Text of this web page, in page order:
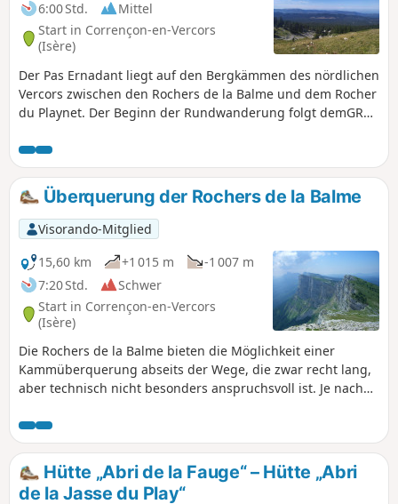
6:00 Std.
Mittel
Start in Corrençon-en-Vercors
(Isère)
Der Pas Ernadant liegt auf den Bergkämmen des nördlichen
Vercors zwischen den Rochers de la Balme und dem Rocher
du Playnet. Der Beginn der Rundwanderung folgt demGR®
können Sie auf dem nicht markierten und wenig
frequentierten Weg die wildere Seite dieser Region
entdecken.
Überquerung der Rochers de la Balme
Visorando-Mitglied
15,60 km
+1 015 m
-1 007 m
7:20 Std.
Schwer
Start in Corrençon-en-Vercors
(Isère)
Die Rochers de la Balme bieten die Möglichkeit einer
Kammüberquerung abseits der Wege, die zwar recht lang,
aber technisch nicht besonders anspruchsvoll ist. Je nach
Die vorliegende Rundwanderung umfasst die gesamte
Überquerung von der Tête des Chaudières bis zum Pas
Ernadant mit einem steilen Aufstieg (teilweise abseits der
Wege) über die Combe de Fer und einem eher klassischen
Abstieg über die Cabanne de Carrette und denGR® 91.
Hütte „Abri de la Fauge“ – Hütte „Abri
de la Jasse du Play“